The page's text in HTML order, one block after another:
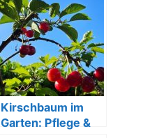
Kirschbaum im
Garten: Pflege &